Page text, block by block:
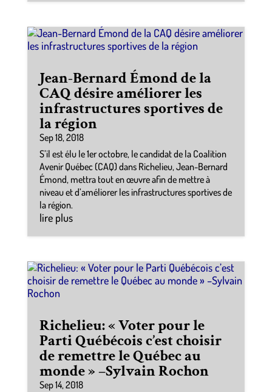
Jean-Bernard Émond de la
CAQ désire améliorer les
infrastructures sportives de
la région
Sep 18, 2018
S’il est élu le 1er octobre, le candidat de la Coalition
Avenir Québec (CAQ) dans Richelieu, Jean-Bernard
Émond, mettra tout en œuvre afin de mettre à
niveau et d’améliorer les infrastructures sportives de
la région.
lire plus
Richelieu: « Voter pour le
Parti Québécois c’est choisir
de remettre le Québec au
monde » –Sylvain Rochon
Sep 14, 2018